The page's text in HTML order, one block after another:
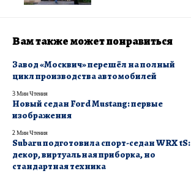
Вам также может понравиться
Завод «Москвич» перешёл на полный
цикл производства автомобилей
3 Мин Чтения
Новый седан Ford Mustang: первые
изображения
2 Мин Чтения
Subaru подготовила спорт-седан WRX tS:
декор, виртуальная приборка, но
стандартная техника